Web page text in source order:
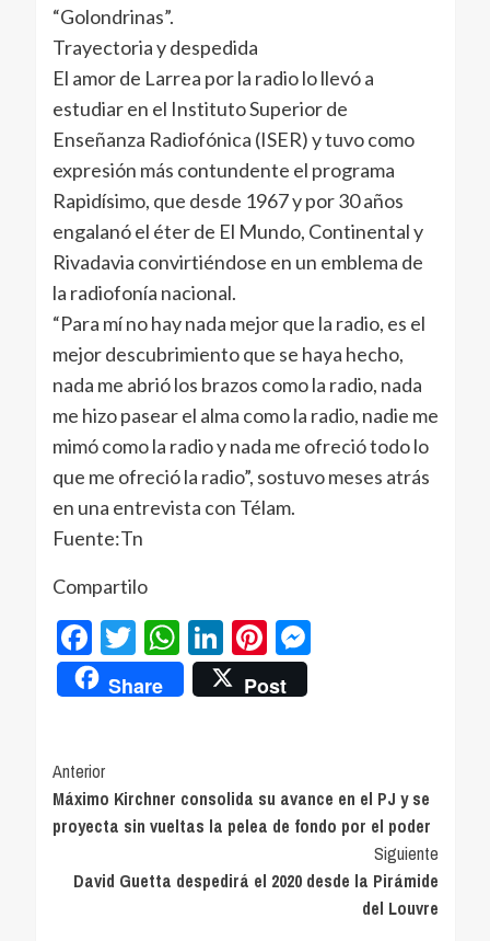
“Golondrinas”.
Trayectoria y despedida
El amor de Larrea por la radio lo llevó a
estudiar en el Instituto Superior de
Enseñanza Radiofónica (ISER) y tuvo como
expresión más contundente el programa
Rapidísimo, que desde 1967 y por 30 años
engalanó el éter de El Mundo, Continental y
Rivadavia convirtiéndose en un emblema de
la radiofonía nacional.
“Para mí no hay nada mejor que la radio, es el
mejor descubrimiento que se haya hecho,
nada me abrió los brazos como la radio, nada
me hizo pasear el alma como la radio, nadie me
mimó como la radio y nada me ofreció todo lo
que me ofreció la radio”, sostuvo meses atrás
en una entrevista con Télam.
Fuente:Tn
Compartilo
Facebook
Twitter
WhatsApp
LinkedIn
Pinterest
Messenger
Share Post
Navegación
de
entradas
Anterior
Máximo Kirchner consolida su avance en el PJ y se
proyecta sin vueltas la pelea de fondo por el poder
Siguiente
David Guetta despedirá el 2020 desde la Pirámide
del Louvre